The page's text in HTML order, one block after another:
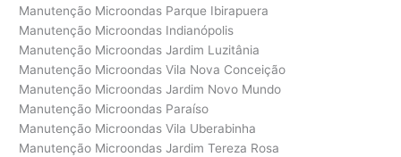
Manutenção Microondas Parque Ibirapuera
Manutenção Microondas Indianópolis
Manutenção Microondas Jardim Luzitânia
Manutenção Microondas Vila Nova Conceição
Manutenção Microondas Jardim Novo Mundo
Manutenção Microondas Paraíso
Manutenção Microondas Vila Uberabinha
Manutenção Microondas Jardim Tereza Rosa